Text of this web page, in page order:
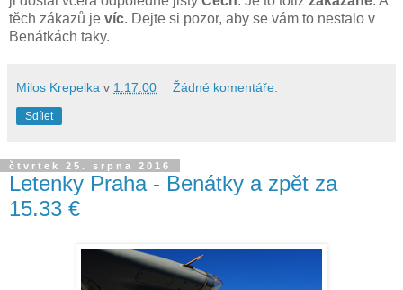
těch zákazů je víc. Dejte si pozor, aby se vám to nestalo v
Benátkách taky.
Milos Krepelka v 1:17:00 Žádné komentáře:
Sdílet
čtvrtek 25. srpna 2016
Letenky Praha - Benátky a zpět za
15.33 €